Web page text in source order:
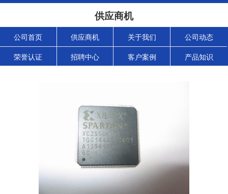
供应商机
公司首页 供应商机 关于我们 公司动态
荣誉认证 招聘中心 客户案例 产品知识